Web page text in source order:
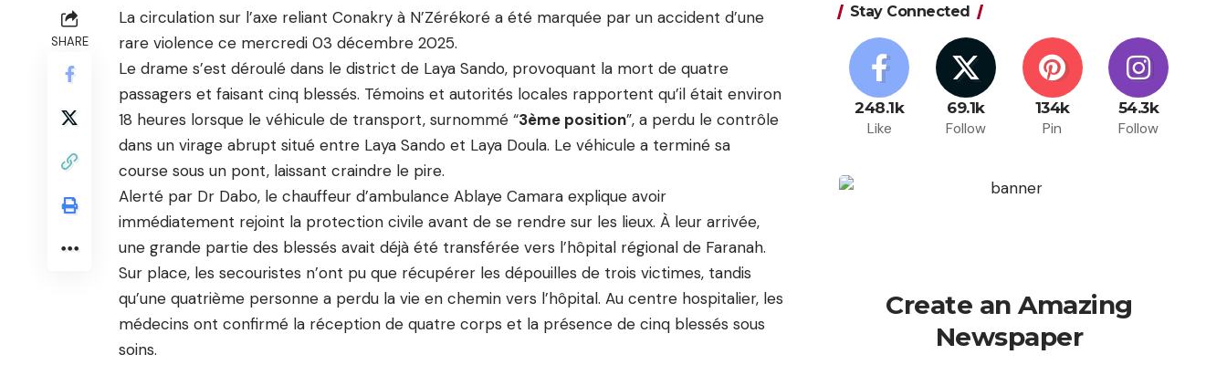
SHARE
La circulation sur l’axe reliant Conakry à N’Zérékoré a été marquée par un accident d’une
rare violence ce mercredi 03 décembre 2025.
Le drame s’est déroulé dans le district de Laya Sando, provoquant la mort de quatre
passagers et faisant cinq blessés. Témoins et autorités locales rapportent qu’il était environ
18 heures lorsque le véhicule de transport, surnommé “3ème position”, a perdu le contrôle
dans un virage abrupt situé entre Laya Sando et Laya Doula. Le véhicule a terminé sa
course sous un pont, laissant craindre le pire.
Alerté par Dr Dabo, le chauffeur d’ambulance Ablaye Camara explique avoir
immédiatement rejoint la protection civile avant de se rendre sur les lieux. À leur arrivée,
une grande partie des blessés avait déjà été transférée vers l’hôpital régional de Faranah.
Sur place, les secouristes n’ont pu que récupérer les dépouilles de trois victimes, tandis
qu’une quatrième personne a perdu la vie en chemin vers l’hôpital. Au centre hospitalier, les
médecins ont confirmé la réception de quatre corps et la présence de cinq blessés sous
soins.
Stay Connected
248.1k
Like
69.1k
Follow
134k
Pin
54.3k
Follow
Create an Amazing
Newspaper